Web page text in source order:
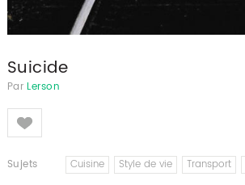
Suicide
Par Lerson
Like
Sujets Cuisine Style de vie Transport